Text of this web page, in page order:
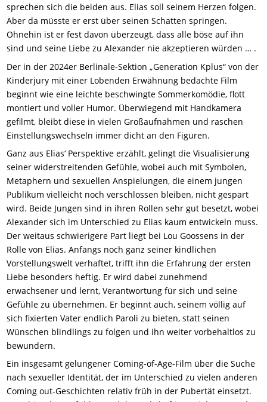
sprechen sich die beiden aus. Elias soll seinem Herzen folgen.
Aber da müsste er erst über seinen Schatten springen.
Ohnehin ist er fest davon überzeugt, dass alle böse auf ihn
sind und seine Liebe zu Alexander nie akzeptieren würden … .
Der in der 2024er Berlinale-Sektion „Generation Kplus“ von der
Kinderjury mit einer Lobenden Erwähnung bedachte Film
beginnt wie eine leichte beschwingte Sommerkomödie, flott
montiert und voller Humor. Überwiegend mit Handkamera
gefilmt, bleibt diese in vielen Großaufnahmen und raschen
Einstellungswechseln immer dicht an den Figuren.
Ganz aus Elias‘ Perspektive erzählt, gelingt die Visualisierung
seiner widerstreitenden Gefühle, wobei auch mit Symbolen,
Metaphern und sexuellen Anspielungen, die einem jungen
Publikum vielleicht noch verschlossen bleiben, nicht gespart
wird. Beide Jungen sind in ihren Rollen sehr gut besetzt, wobei
Alexander sich im Unterschied zu Elias kaum entwickeln muss.
Der weitaus schwierigere Part liegt bei Lou Goossens in der
Rolle von Elias. Anfangs noch ganz seiner kindlichen
Vorstellungswelt verhaftet, trifft ihn die Erfahrung der ersten
Liebe besonders heftig. Er wird dabei zunehmend
erwachsener und lernt, Verantwortung für sich und seine
Gefühle zu übernehmen. Er beginnt auch, seinem völlig auf
sich fixierten Vater endlich Paroli zu bieten, statt seinen
Wünschen blindlings zu folgen und ihn weiter vorbehaltlos zu
bewundern.
Ein insgesamt gelungener Coming-of-Age-Film über die Suche
nach sexueller Identität, der im Unterschied zu vielen anderen
Coming out-Geschichten relativ früh in der Pubertät einsetzt.